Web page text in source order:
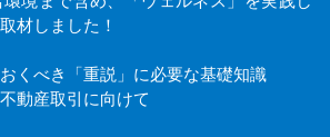
材しました！
くべき「重説」に必要な基礎知識
動産取引に向けて